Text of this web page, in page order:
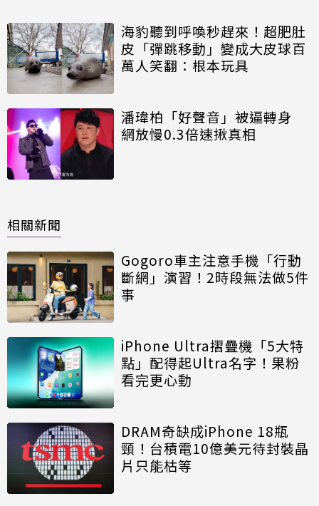
海豹聽到呼喚秒趕來！超肥肚
皮「彈跳移動」變成大皮球百
萬人笑翻：根本玩具
潘瑋柏「好聲音」被逼轉身
網放慢0.3倍速揪真相
相關新聞
Gogoro車主注意手機「行動
斷網」演習！2時段無法做5件
事
iPhone Ultra摺疊機「5大特
點」配得起Ultra名字！果粉
看完更心動
DRAM奇缺成iPhone 18瓶
頸！台積電10億美元待封裝晶
片只能枯等